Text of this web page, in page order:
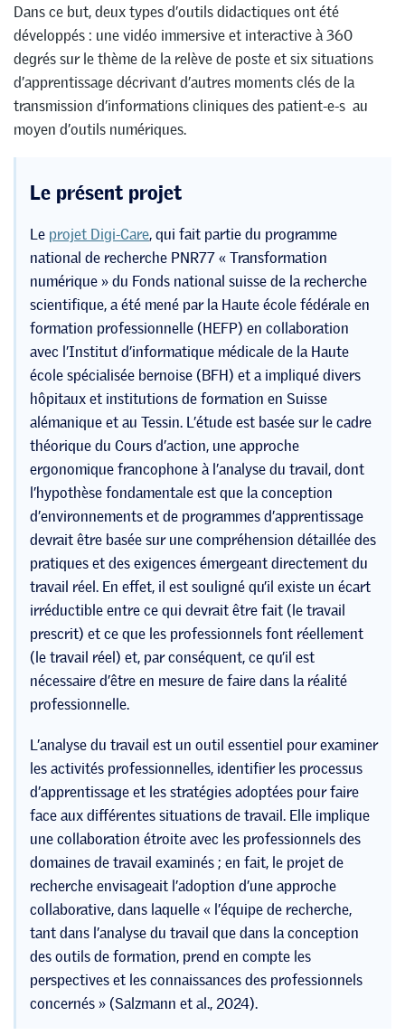
Dans ce but, deux types d’outils didactiques ont été
développés : une vidéo immersive et interactive à 360
degrés sur le thème de la relève de poste et six situations
d’apprentissage décrivant d’autres moments clés de la
transmission d’informations cliniques des patient-e-s au
moyen d’outils numériques.
Le présent projet
Le projet Digi-Care, qui fait partie du programme
national de recherche PNR77 « Transformation
numérique » du Fonds national suisse de la recherche
scientifique, a été mené par la Haute école fédérale en
formation professionnelle (HEFP) en collaboration
avec l’Institut d’informatique médicale de la Haute
école spécialisée bernoise (BFH) et a impliqué divers
hôpitaux et institutions de formation en Suisse
alémanique et au Tessin. L’étude est basée sur le cadre
théorique du Cours d’action, une approche
ergonomique francophone à l’analyse du travail, dont
l’hypothèse fondamentale est que la conception
d’environnements et de programmes d’apprentissage
devrait être basée sur une compréhension détaillée des
pratiques et des exigences émergeant directement du
travail réel. En effet, il est souligné qu’il existe un écart
irréductible entre ce qui devrait être fait (le travail
prescrit) et ce que les professionnels font réellement
(le travail réel) et, par conséquent, ce qu’il est
nécessaire d’être en mesure de faire dans la réalité
professionnelle.
L’analyse du travail est un outil essentiel pour examiner
les activités professionnelles, identifier les processus
d’apprentissage et les stratégies adoptées pour faire
face aux différentes situations de travail. Elle implique
une collaboration étroite avec les professionnels des
domaines de travail examinés ; en fait, le projet de
recherche envisageait l’adoption d’une approche
collaborative, dans laquelle « l’équipe de recherche,
tant dans l’analyse du travail que dans la conception
des outils de formation, prend en compte les
perspectives et les connaissances des professionnels
concernés » (Salzmann et al., 2024).